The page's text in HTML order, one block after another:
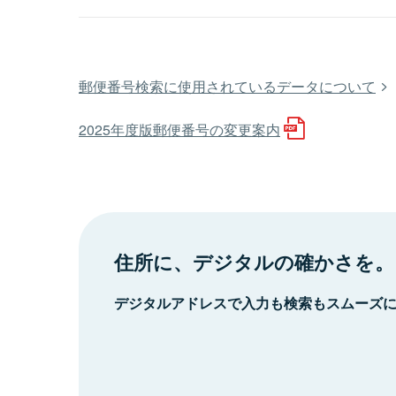
郵便番号検索に使用されているデータについて
2025年度版郵便番号の変更案内
住所に、デジタルの確かさを。
デジタルアドレスで入力も検索もスムーズ